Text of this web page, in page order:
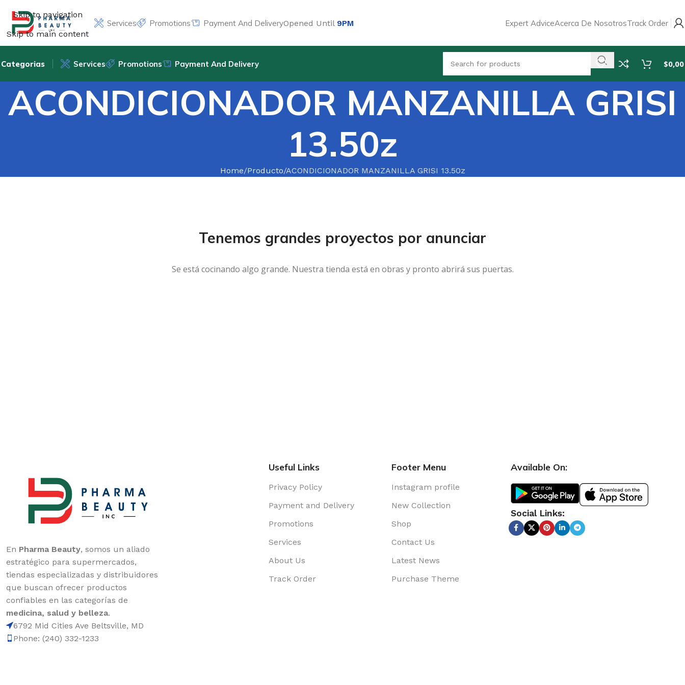
Skip to navigation
Skip to main content
Services Promotions Payment And DeliveryOpened Until 9PM Expert AdviceAcerca De NosotrosTrack Order
Categorias Services Promotions Payment And Delivery $0,00
ACONDICIONADOR MANZANILLA GRISI
13.50z
Home Producto ACONDICIONADOR MANZANILLA GRISI 13.50z
Tenemos grandes proyectos por anunciar
Se está cocinando algo grande. Nuestra tienda está en obras y pronto abrirá sus puertas.
En Pharma Beauty, somos un aliado
estratégico para supermercados,
tiendas especializadas y distribuidores
que buscan ofrecer productos
confiables en las categorías de
medicina, salud y belleza.
6792 Mid Cities Ave Beltsville, MD
Phone: (240) 332-1233
Useful Links
Privacy Policy
Payment and Delivery
Promotions
Services
About Us
Track Order
Footer Menu
Instagram profile
New Collection
Shop
Contact Us
Latest News
Purchase Theme
Available On:
Social Links: